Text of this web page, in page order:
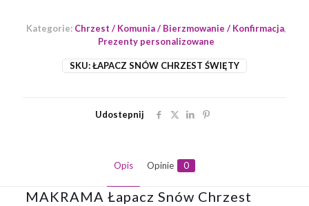
SKU:ŁAPACZ SNÓW CHRZEST ŚWIĘTY
Kategorie: Chrzest / Komunia / Bierzmowanie / Konfirmacja,
Prezenty personalizowane
Udostepnij
Opis Opinie 0
MAKRAMA Łapacz Snów Chrzest